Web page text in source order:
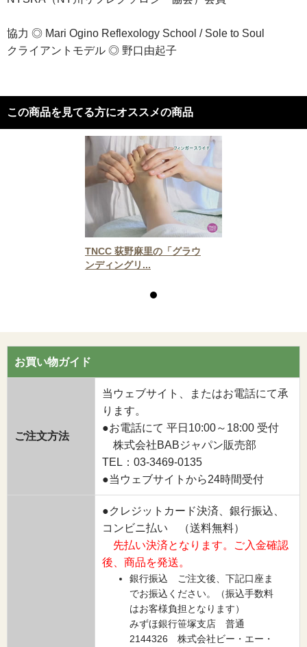
協力 ◎ Mari Ogino Reflexology School / Sole to Soul
クライアントモデル ◎ 野口由起子
この商品を見てる方にオススメの商品
TNCC 荻野麻里の「グラウ
ンディングリ...
お買い物ガイド
ご注文方法
当ウェブサイト、またはお電話にて承
ります。
●お電話にて 平日10:00～18:00 受付
株式会社BABジャパン販売部
TEL：03-3469-0135
●当ウェブサイトから24時間受付
●クレジットカード決済、銀行振込、
コンビニ払い （送料無料）
先払い決済となります。ご入金確認
後、商品を発送。
銀行振込 ご注文後、下記口座ま
でお振込ください。（振込手数料
はお客様負担となります）
みずほ銀行笹塚支店 普通
2144326 株式会社ビー・エー・